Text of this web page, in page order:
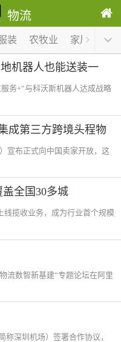
物流
装 农牧业 家居 医疗
1/0
机器人也能送装一
务+“与科沃斯机器人达成战略
“一站式服务。消费者在京东自
成第三方跨境头程物
宣布正式向中国卖家开放，这
物流解决方案，将为跨境电
全国30多城
线揽收业务，成为行业首个规模
小哥接到寄件订单后，可以与
流数智新基建“专题论坛在阿里
学者、商业领袖、业界大咖
深圳机场）签署合作协议，